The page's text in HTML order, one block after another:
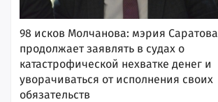
98 исков Молчанова: мэрия Саратова
продолжает заявлять в судах о
катастрофической нехватке денег и
уворачиваться от исполнения своих
обязательств